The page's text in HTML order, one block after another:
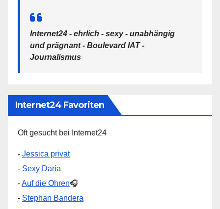
Internet24 - ehrlich - sexy - unabhängig
und prägnant - Boulevard IAT -
Journalismus
Internet24 Favoriten
Oft gesucht bei Internet24
- Jessica privat
- Sexy Daria
-Auf die Ohren🎧
- Stephan Bandera